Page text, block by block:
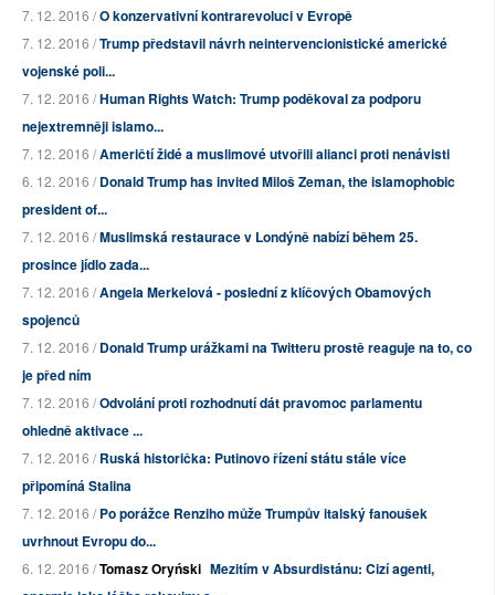
7. 12. 2016 /O konzervativní kontrarevoluci v Evropě
7. 12. 2016 /Trump představil návrh neintervencionistické americké
vojenské poli...
7. 12. 2016 /Human Rights Watch: Trump poděkoval za podporu
nejextremněji islamo...
7. 12. 2016 /Američtí židé a muslimové utvořili alianci proti nenávisti
6. 12. 2016 /Donald Trump has invited Miloš Zeman, the islamophobic
president of...
7. 12. 2016 /Muslimská restaurace v Londýně nabízí během 25.
prosince jídlo zada...
7. 12. 2016 /Angela Merkelová - poslední z klíčových Obamových
spojenců
7. 12. 2016 /Donald Trump urážkami na Twitteru prostě reaguje na to, co
je před ním
7. 12. 2016 /Odvolání proti rozhodnutí dát pravomoc parlamentu
ohledně aktivace ...
7. 12. 2016 /Ruská historička: Putinovo řízení státu stále více
připomíná Stalina
7. 12. 2016 /Po porážce Renziho může Trumpův italský fanoušek
uvrhnout Evropu do...
6. 12. 2016 /Tomasz Oryński Mezitím v Absurdistánu: Cizí agenti,